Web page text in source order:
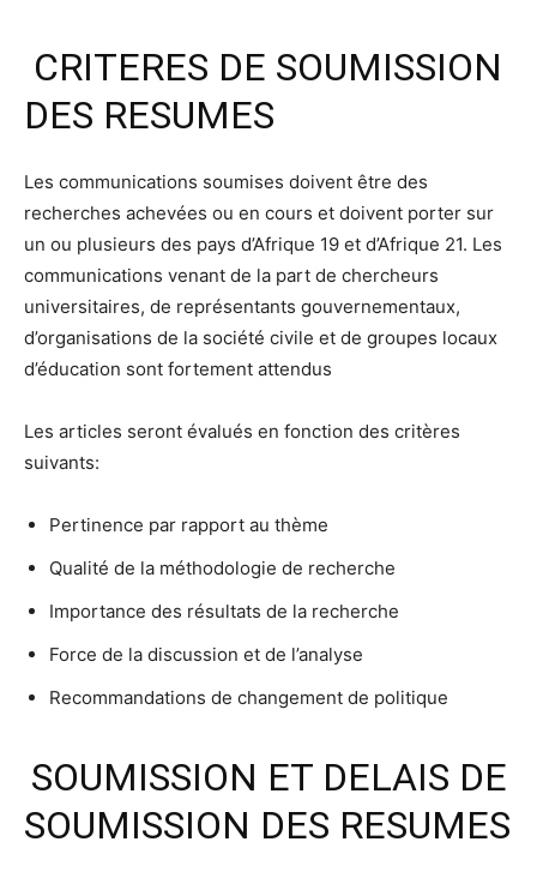
CRITERES DE SOUMISSION
DES RESUMES
Les communications soumises doivent être des
recherches achevées ou en cours et doivent porter sur
un ou plusieurs des pays d’Afrique 19 et d’Afrique 21. Les
communications venant de la part de chercheurs
universitaires, de représentants gouvernementaux,
d’organisations de la société civile et de groupes locaux
d’éducation sont fortement attendus
Les articles seront évalués en fonction des critères
suivants:
Pertinence par rapport au thème
Qualité de la méthodologie de recherche
Importance des résultats de la recherche
Force de la discussion et de l’analyse
Recommandations de changement de politique
SOUMISSION ET DELAIS DE
SOUMISSION DES RESUMES